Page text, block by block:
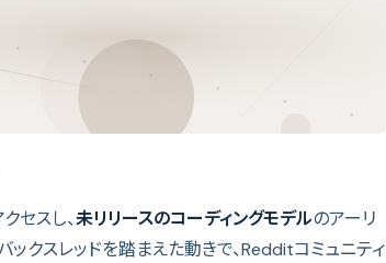
セスし、未リリースのコーディングモデルのアーリ
クスレッドを踏まえた動きで、Redditコミュニティ